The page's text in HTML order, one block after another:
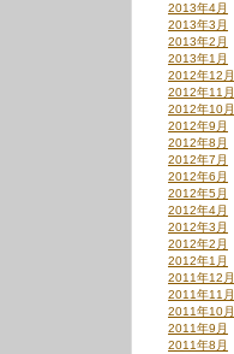
2013年4月
2013年3月
2013年2月
2013年1月
2012年12月
2012年11月
2012年10月
2012年9月
2012年8月
2012年7月
2012年6月
2012年5月
2012年4月
2012年3月
2012年2月
2012年1月
2011年12月
2011年11月
2011年10月
2011年9月
2011年8月